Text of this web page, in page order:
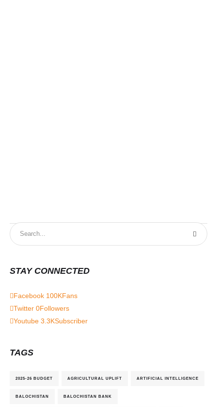
STAY CONNECTED
Facebook 100KFans
Twitter 0Followers
Youtube 3.3KSubscriber
TAGS
2025-26 BUDGET AGRICULTURAL UPLIFT ARTIFICIAL INTELLIGENCE
BALOCHISTAN BALOCHISTAN BANK